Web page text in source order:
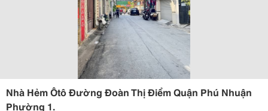
Nhà Hẻm Ôtô Đường Đoàn Thị Điểm Quận Phú Nhuận
Phường 1.